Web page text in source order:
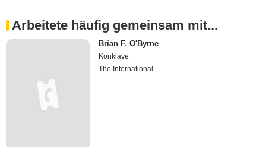
Arbeitete häufig gemeinsam mit...
Brían F. O'Byrne
Konklave
The International